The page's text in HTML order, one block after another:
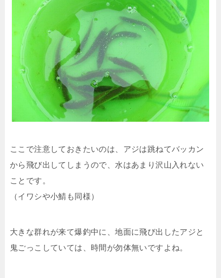
ここで注意しておきたいのは、アジは跳ねてバッカン
から飛び出してしまうので、水はあまり沢山入れない
ことです。
（イワシや小鯖も同様）
大きな群れが来て爆釣中に、地面に飛び出したアジと
鬼ごっこしていては、時間が勿体無いですよね。